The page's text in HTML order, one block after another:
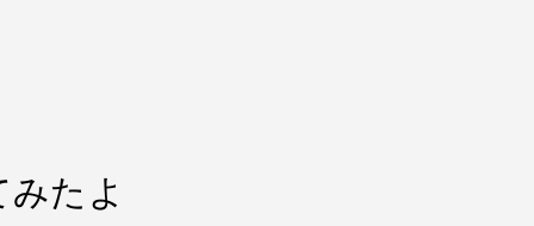
たよ